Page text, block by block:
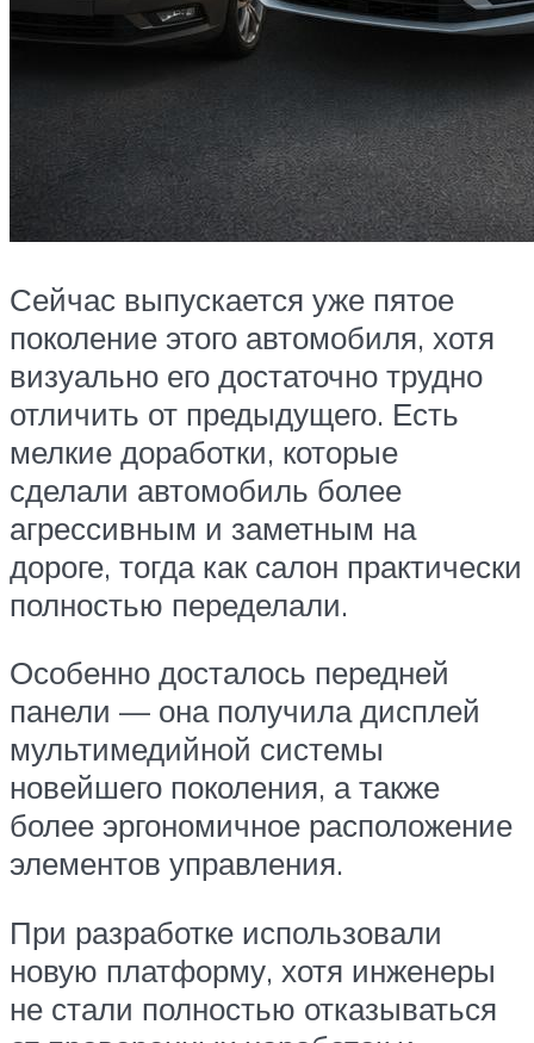
Сейчас выпускается уже пятое
поколение этого автомобиля, хотя
визуально его достаточно трудно
отличить от предыдущего. Есть
мелкие доработки, которые
сделали автомобиль более
агрессивным и заметным на
дороге, тогда как салон практически
полностью переделали.
Особенно досталось передней
панели — она получила дисплей
мультимедийной системы
новейшего поколения, а также
более эргономичное расположение
элементов управления.
При разработке использовали
новую платформу, хотя инженеры
не стали полностью отказываться